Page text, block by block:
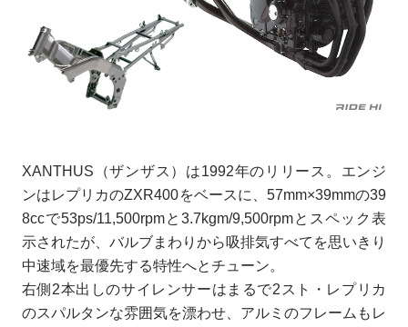
XANTHUS（ザンザス）は1992年のリリース。エンジ
ンはレプリカのZXR400をベースに、57mm×39mmの39
8ccで53ps/11,500rpmと3.7kgm/9,500rpmとスペック表
示されたが、バルブまわりから吸排気すべてを思いきり
中速域を最優先する特性へとチューン。
右側2本出しのサイレンサーはまるで2スト・レプリカ
のスパルタンな雰囲気を漂わせ、アルミのフレームもレ